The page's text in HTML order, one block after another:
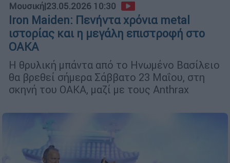
Μουσική|23.05.2026 10:30
Iron Maiden: Πενήντα χρόνια metal
ιστορίας και η μεγάλη επιστροφή στο
ΟΑΚΑ
Η θρυλική μπάντα από το Ηνωμένο Βασίλειο
θα βρεθεί σήμερα Σάββατο 23 Μαΐου, στη
σκηνή του ΟΑΚΑ, μαζί με τους Anthrax